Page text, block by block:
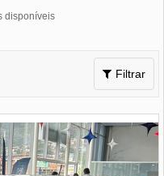
disponíveis
Toggle
navigation
Filtrar